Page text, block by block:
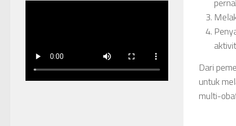
Dari
untuk
multi-